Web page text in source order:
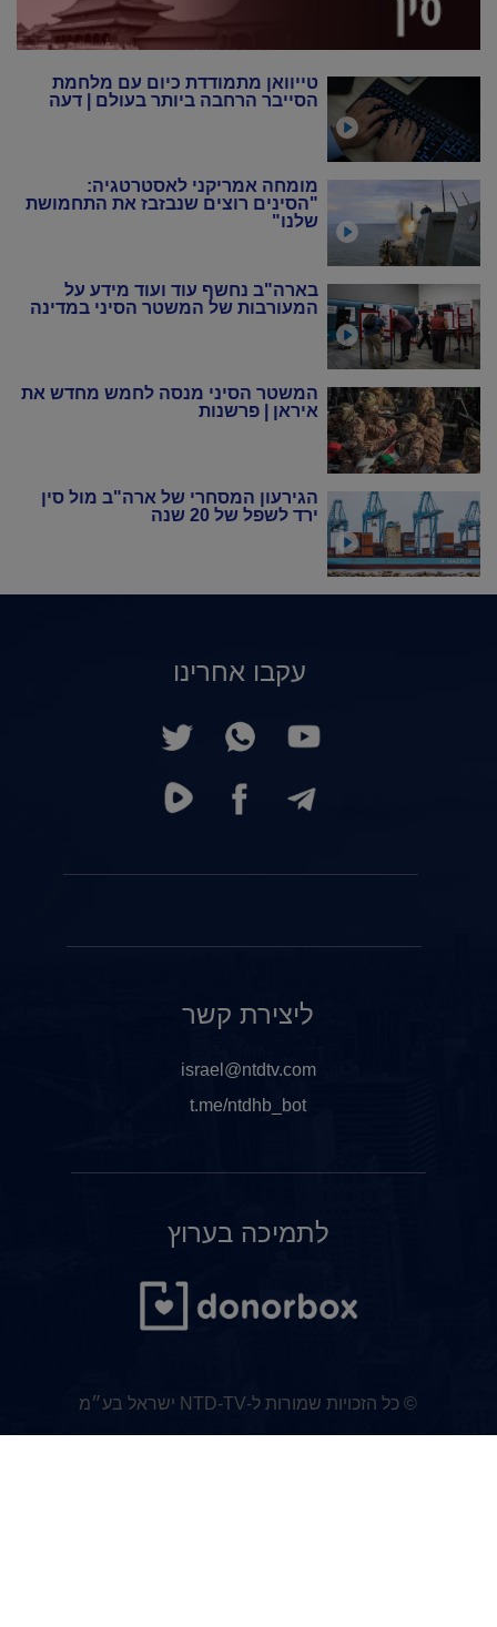
טייוואן מתמודדת כיום עם מלחמת
הסייבר הרחבה ביותר בעולם | דעה
מומחה אמריקני לאסטרטגיה:
"הסינים רוצים שנבזבז את התחמושת
שלנו"
בארה"ב נחשף עוד ועוד מידע על
המעורבות של המשטר הסיני במדינה
המשטר הסיני מנסה לחמש מחדש את
איראן | פרשנות
הגירעון המסחרי של ארה"ב מול סין
ירד לשפל של 20 שנה
עקבו אחרינו
לתמיכה בערוץ
ליצירת קשר
israel@ntdtv.com
t.me/ntdhb_bot
© כל הזכויות שמורות ל-NTD-TV ישראל בע״מ